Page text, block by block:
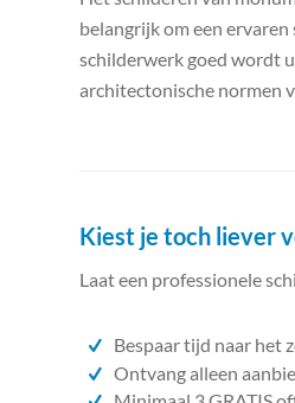
belangrijk om een
schilderwerk goed wordt
architectonische normen
Kiest je toch liever
Laat een professionele
Bespaar tijd naar het
Ontvang alleen